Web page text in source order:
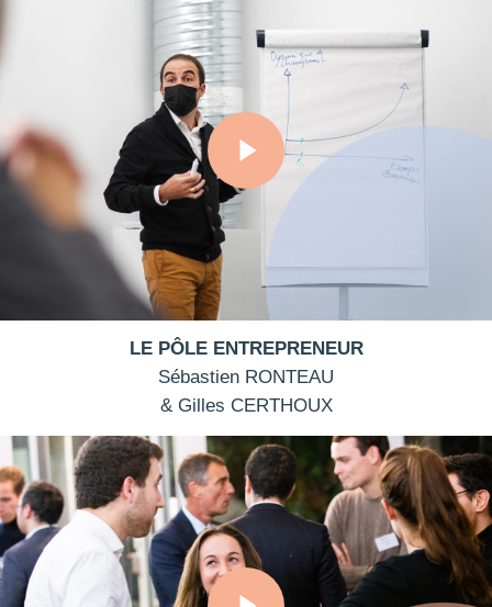
Play Video
LE PÔLE ENTREPRENEUR
Sébastien RONTEAU
& Gilles CERTHOUX
Play Video